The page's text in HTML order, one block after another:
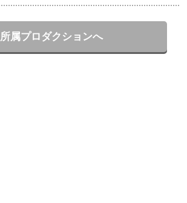
所属プロダクションへ